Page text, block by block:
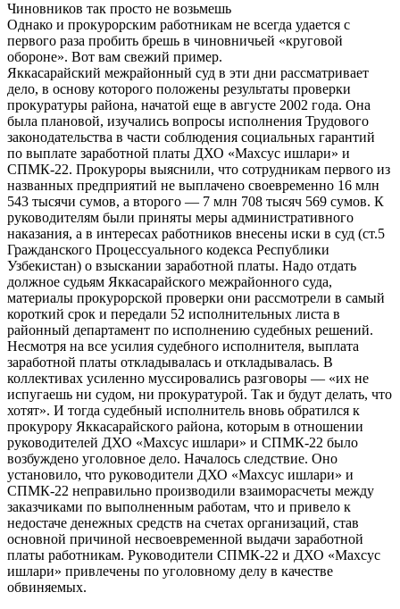
Чиновников так просто не возьмешь
Однако и прокурорским работникам не всегда удается с
первого раза пробить брешь в чиновничьей «круговой
обороне». Вот вам свежий пример.
Яккасарайский межрайонный суд в эти дни рассматривает
дело, в основу которого положены результаты проверки
прокуратуры района, начатой еще в августе 2002 года. Она
была плановой, изучались вопросы исполнения Трудового
законодательства в части соблюдения социальных гарантий
по выплате заработной платы ДХО «Махсус ишлари» и
СПМК-22. Прокуроры выяснили, что сотрудникам первого из
названных предприятий не выплачено своевременно 16 млн
543 тысячи сумов, а второго — 7 млн 708 тысяч 569 сумов. К
руководителям были приняты меры административного
наказания, а в интересах работников внесены иски в суд (ст.5
Гражданского Процессуального кодекса Республики
Узбекистан) о взыскании заработной платы. Надо отдать
должное судьям Яккасарайского межрайонного суда,
материалы прокурорской проверки они рассмотрели в самый
короткий срок и передали 52 исполнительных листа в
районный департамент по исполнению судебных решений.
Несмотря на все усилия судебного исполнителя, выплата
заработной платы откладывалась и откладывалась. В
коллективах усиленно муссировались разговоры — «их не
испугаешь ни судом, ни прокуратурой. Так и будут делать, что
хотят». И тогда судебный исполнитель вновь обратился к
прокурору Яккасарайского района, которым в отношении
руководителей ДХО «Махсус ишлари» и СПМК-22 было
возбуждено уголовное дело. Началось следствие. Оно
установило, что руководители ДХО «Махсус ишлари» и
СПМК-22 неправильно производили взаиморасчеты между
заказчиками по выполненным работам, что и привело к
недостаче денежных средств на счетах организаций, став
основной причиной несвоевременной выдачи заработной
платы работникам. Руководители СПМК-22 и ДХО «Махсус
ишлари» привлечены по уголовному делу в качестве
обвиняемых.